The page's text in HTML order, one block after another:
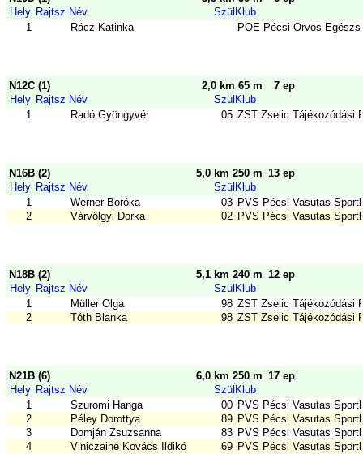
Hely Rajtsz Név Szül Klub
1
Rácz Katinka POE Pécsi Orvos-
N12C (1) 2,0 km 65 m
7 ep
Hely Rajtsz Név Szül Klub
1
Radó Gyöngyvér 05 ZST Zselic Tájékozódási
N16B (2) 5,0 km 250 m 13 ep
Hely Rajtsz Név Szül Klub
1
Werner Boróka 03 PVS Pécsi Vasutas
2
Várvölgyi Dorka 02 PVS Pécsi Vasutas
N18B (2) 5,1 km 240 m 12 ep
Hely Rajtsz Név Szül Klub
1
Müller Olga 98 ZST Zselic Tájékozódási
2
Tóth Blanka 98 ZST Zselic Tájékozódási
N21B (6) 6,0 km 250 m 17 ep
Hely Rajtsz Név Szül Klub
1
Szuromi Hanga 00 PVS Pécsi Vasutas
2
Péley Dorottya 89 PVS Pécsi Vasutas
3
Domján Zsuzsanna 83 PVS Pécsi Vasutas
4
Viniczainé Kovács Ildikó 69 PVS Pécsi Vasutas